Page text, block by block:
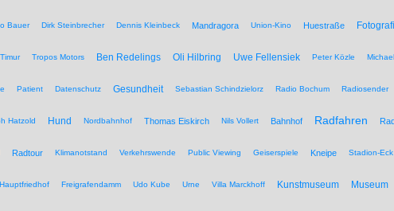
Bauer Dirk Steinbrecher Dennis Kleinbeck Mandragora Union-Kino Huestraße
Tropos Motors Ben Redelings Oli Hilbring Uwe Fellensiek Peter Közle
Patient Datenschutz Gesundheit Sebastian Schindzielorz Radio Bochum Radiosender
Hatzold Hund Nordbahnhof Thomas Eiskirch Nils Vollert Bahnhof Radfahren
Radtour Klimanotstand Verkehrswende Public Viewing Geiserspiele Kneipe Stadion-Eck
Hauptfriedhof Freigrafendamm Udo Kube Urne Villa Marckhoff Kunstmuseum Museum